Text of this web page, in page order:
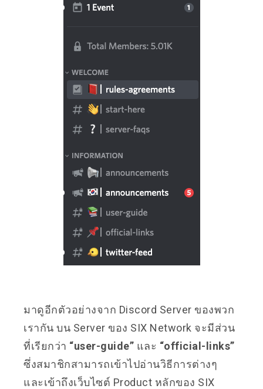
มาดูอีกตัวอย่างจาก Discord Server ของพวก
เรากัน บน Server ของ SIX Network จะมีส่วน
ที่เรียกว่า “user-guide” และ “official-links”
ซึ่งสมาชิกสามารถเข้าไปอ่านวิธีการต่างๆ
และเข้าถึงเว็บไซต์ Product หลักของ SIX